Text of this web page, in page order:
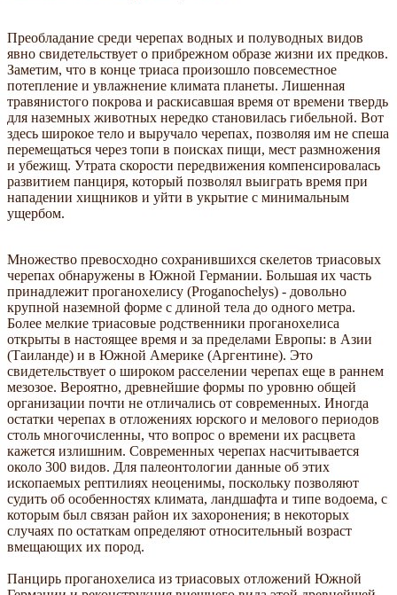
Преобладание среди черепах водных и полуводных видов
явно свидетельствует о прибрежном образе жизни их предков.
Заметим, что в конце триаса произошло повсеместное
потепление и увлажнение климата планеты. Лишенная
травянистого покрова и раскисавшая время от времени твердь
для наземных животных нередко становилась гибельной. Вот
здесь широкое тело и выручало черепах, позволяя им не спеша
перемещаться через топи в поисках пищи, мест размножения
и убежищ. Утрата скорости передвижения компенсировалась
развитием панциря, который позволял выиграть время при
нападении хищников и уйти в укрытие с минимальным
ущербом.
Множество превосходно сохранившихся скелетов триасовых
черепах обнаружены в Южной Германии. Большая их часть
принадлежит проганохелису (Proganochelys) - довольно
крупной наземной форме с длиной тела до одного метра.
Более мелкие триасовые родственники проганохелиса
открыты в настоящее время и за пределами Европы: в Азии
(Таиланде) и в Южной Америке (Аргентине). Это
свидетельствует о широком расселении черепах еще в раннем
мезозое. Вероятно, древнейшие формы по уровню общей
организации почти не отличались от современных. Иногда
остатки черепах в отложениях юрского и мелового периодов
столь многочисленны, что вопрос о времени их расцвета
кажется излишним. Современных черепах насчитывается
около 300 видов. Для палеонтологии данные об этих
ископаемых рептилиях неоценимы, поскольку позволяют
судить об особенностях климата, ландшафта и типе водоема, с
которым был связан район их захоронения; в некоторых
случаях по остаткам определяют относительный возраст
вмещающих их пород.
Панцирь проганохелиса из триасовых отложений Южной